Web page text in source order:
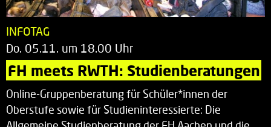
INFOTAG
Do. 05.11. um 18.00 Uhr
FH meets RWTH: Studienberatungen
Online-Gruppenberatung für Schüler*innen der
Oberstufe sowie für Studieninteressierte: Die